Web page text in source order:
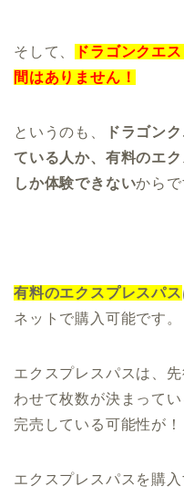
そして、
ドラゴンクエ
間はありません！
というのも、
ドラゴン
ている人か、有料のエ
しか体験できないからで
有料のエクスプレスパス
ネットで購入可能です。
エクスプレスパスは、
わせて枚数が決まって
完売している可能性が！
エクスプレスパスを購